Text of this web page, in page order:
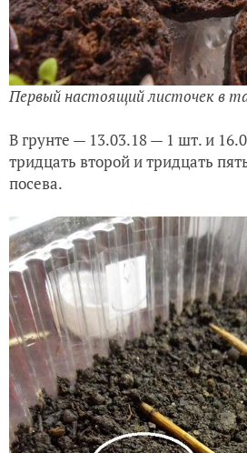
Первый настоящий листочек в
В грунте — 13.03.18 — 1 шт. и
тридцать второй и тридцать
посева.